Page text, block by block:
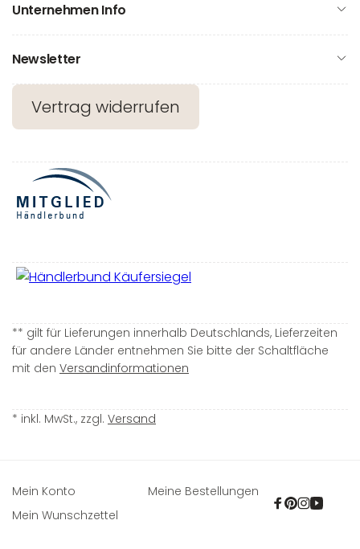
Unternehmen Info
Newsletter
Vertrag widerrufen
** gilt für Lieferungen innerhalb Deutschlands, Lieferzeiten
für andere Länder entnehmen Sie bitte der Schaltfläche
mit den Versandinformationen
* inkl. MwSt., zzgl. Versand
Mein Konto
Meine Bestellungen
Mein Wunschzettel
Facebook
Pinterest